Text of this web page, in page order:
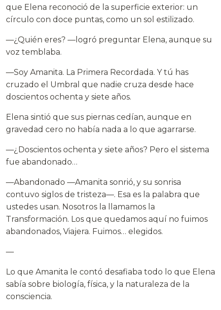
que Elena reconoció de la superficie exterior: un
círculo con doce puntas, como un sol estilizado.
—¿Quién eres? —logró preguntar Elena, aunque su
voz temblaba.
—Soy Amanita. La Primera Recordada. Y tú has
cruzado el Umbral que nadie cruza desde hace
doscientos ochenta y siete años.
Elena sintió que sus piernas cedían, aunque en
gravedad cero no había nada a lo que agarrarse.
—¿Doscientos ochenta y siete años? Pero el sistema
fue abandonado…
—Abandonado —Amanita sonrió, y su sonrisa
contuvo siglos de tristeza—. Esa es la palabra que
ustedes usan. Nosotros la llamamos la
Transformación. Los que quedamos aquí no fuimos
abandonados, Viajera. Fuimos… elegidos.
—
Lo que Amanita le contó desafiaba todo lo que Elena
sabía sobre biología, física, y la naturaleza de la
consciencia.